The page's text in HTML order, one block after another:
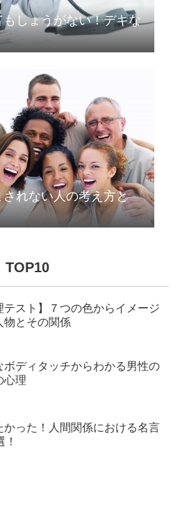
しょうがない！デキな
れない人の考え方と
テスト】７つの色からイメージ
物とその関係
ボディタッチからわかる男性の
心理
かった！人間関係における名言
！